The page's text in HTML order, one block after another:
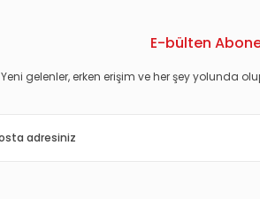
E-bülten
Yeni gelenler, erken erişim ve her şey yolunda